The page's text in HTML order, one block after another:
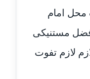
محل امام
مستنيكى
لازم تفوت